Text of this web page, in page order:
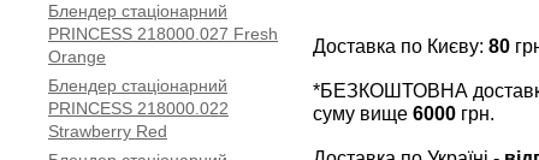
Блендер стаціонарний
PRINCESS 218000.027 Fresh
Orange
Блендер стаціонарний
PRINCESS 218000.022
Strawberry Red
Доставка по Києву: 80
*БЕЗКОШТОВНА
суму вище 6000 грн.